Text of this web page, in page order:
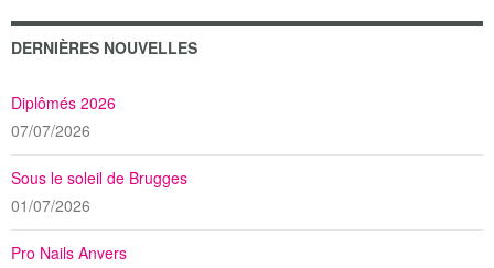
DERNIÈRES NOUVELLES
Diplômés 2026
07/07/2026
Sous le soleil de Brugges
01/07/2026
Pro Nails Anvers